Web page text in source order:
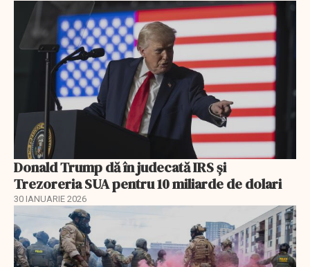
Donald Trump dă în judecată IRS și
Trezoreria SUA pentru 10 miliarde de dolari
30 IANUARIE 2026